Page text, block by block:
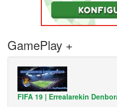
GamePlay +
FIFA 19 | Errealarekin